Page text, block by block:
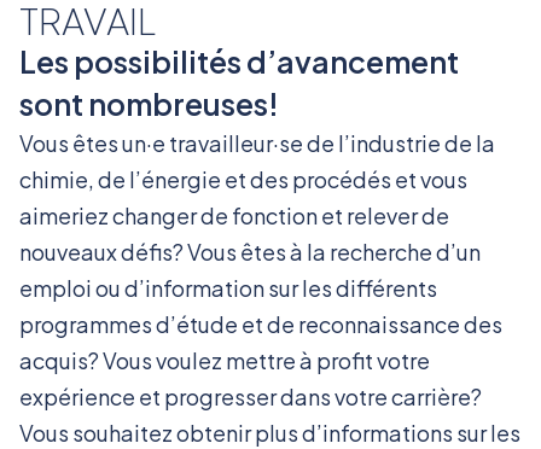
TRAVAIL
Les possibilités d’avancement
sont nombreuses!
Vous êtes un·e travailleur·se de l’industrie de la
chimie, de l’énergie et des procédés et vous
aimeriez changer de fonction et relever de
nouveaux défis? Vous êtes à la recherche d’un
emploi ou d’information sur les différents
programmes d’étude et de reconnaissance des
acquis? Vous voulez mettre à profit votre
expérience et progresser dans votre carrière?
Vous souhaitez obtenir plus d’informations sur les